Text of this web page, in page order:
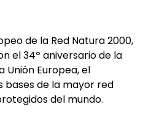
de la Red Natura 2000,
el 34º aniversario de la
Unión Europea, el
bases de la mayor red
del mundo.